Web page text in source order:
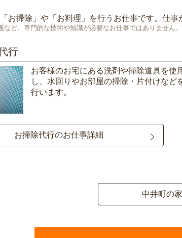
お掃除 」や「 お料理 」を行うお仕事です。仕
など、専門的な技術や知識が必要なお仕事ではありません。
行
お客様のお宅にある洗剤や掃除道具を使
し、水回りやお部屋の掃除・片付けなど
行います。
お掃除代行のお仕事詳細
中井町の